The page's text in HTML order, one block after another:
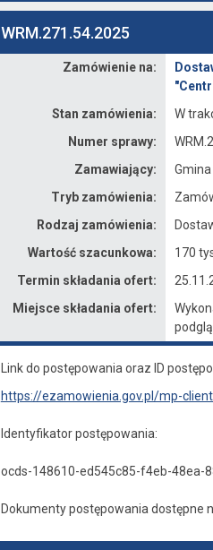
WRM.271.54.2025
Zamówienie na:
Stan zamówienia:
W
Numer sprawy:
Zamawiający:
Tryb zamówienia:
Rodzaj zamówienia:
Wartość szacunkowa:
170
Termin składania ofert:
Miejsce składania ofert:
Link do postępowania oraz ID
https://ezamowienia.gov.pl/mp-
Identyfikator postępowania:
ocds-148610-ed545c85-f4eb-48ea-
Dokumenty postępowania dostępne